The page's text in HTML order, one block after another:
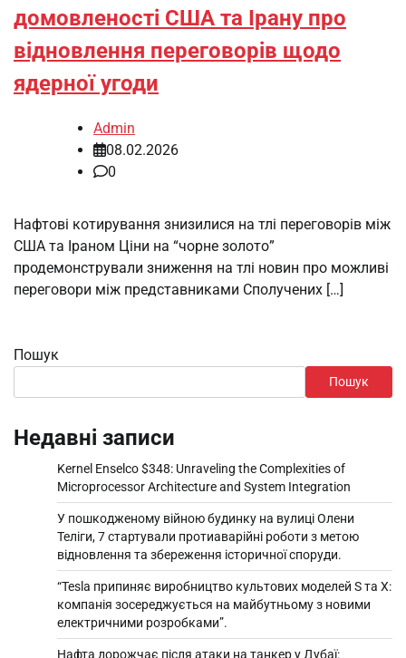
домовленості США та Ірану про
відновлення переговорів щодо
ядерної угоди
Admin
08.02.2026
0
Нафтові котирування знизилися на тлі переговорів між
США та Іраном Ціни на “чорне золото”
продемонстрували зниження на тлі новин про можливі
переговори між представниками Сполучених […]
Пошук
Пошук
Недавні записи
Kernel Enselco $348: Unraveling the Complexities of
Microprocessor Architecture and System Integration
У пошкодженому війною будинку на вулиці Олени
Теліги, 7 стартували протиаварійні роботи з метою
відновлення та збереження історичної споруди.
“Tesla припиняє виробництво культових моделей S та X:
компанія зосереджується на майбутньому з новими
електричними розробками”.
Нафта дорожчає після атаки на танкер у Дубаї: